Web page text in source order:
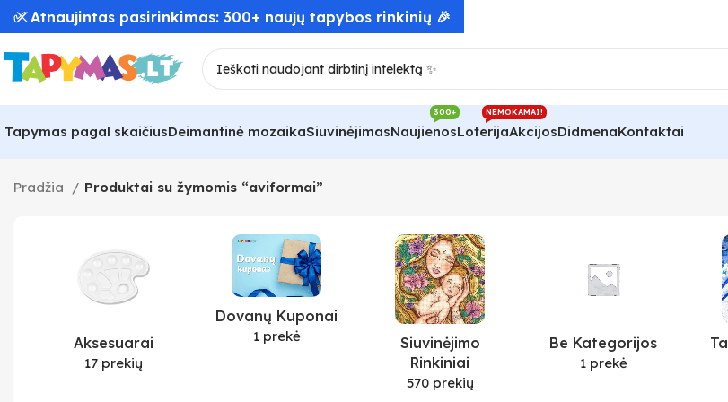
Tapymas pagal skaičiusDeimantinė mozaikaSiuvinėjimasNaujienos
300+
Loterija
NEMOKAMAI!
AkcijosDidmenaKontaktai
Pradžia Produktai su žymomis “aviformai”
Aksesuarai
17 prekių
Dovanų Kuponai
1 prekė
Siuvinėjimo
Rinkiniai
570 prekių
Be Kategorijos
1 prekė
✅ Atnaujintas pasirinkimas: 300+ naujų tapybos rinkinių 🎉